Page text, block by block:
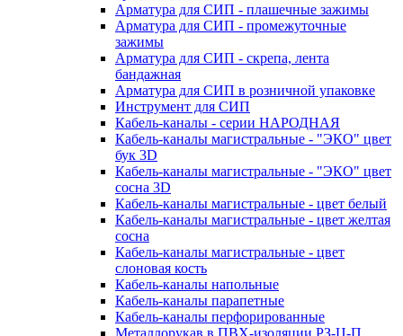
Арматура для СИП - плашечные зажимы
Арматура для СИП - промежуточные
зажимы
Арматура для СИП - скрепа, лента
бандажная
Арматура для СИП в розничной упаковке
Инструмент для СИП
Кабель-каналы - серии НАРОДНАЯ
Кабель-каналы магистральные - "ЭКО" цвет
бук 3D
Кабель-каналы магистральные - "ЭКО" цвет
сосна 3D
Кабель-каналы магистральные - цвет белый
Кабель-каналы магистральные - цвет желтая
сосна
Кабель-каналы магистральные - цвет
слоновая кость
Кабель-каналы напольные
Кабель-каналы парапетные
Кабель-каналы перфорированные
Металлорукав в ПВХ-изоляции РЗ-Ц-П